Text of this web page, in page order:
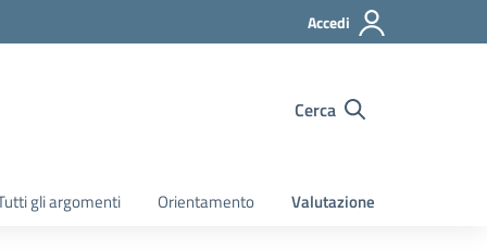
Accedi
Cerca
gli argomenti Orientamento Valutazione